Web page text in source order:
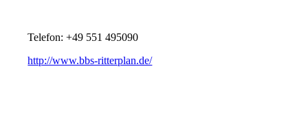
Telefon: +49 551 495090
http://www.bbs-ritterplan.de/